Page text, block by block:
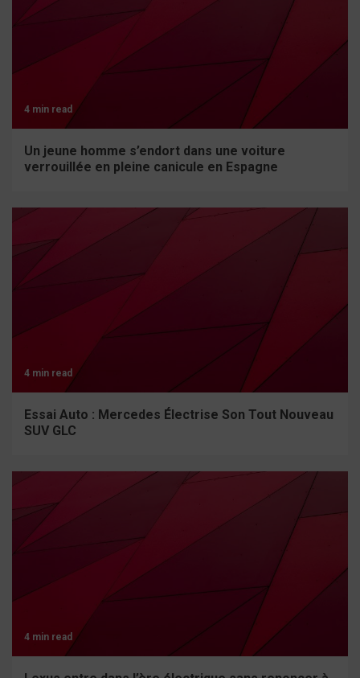
4 min read
Un jeune homme s’endort dans une voiture
verrouillée en pleine canicule en Espagne
4 min read
Essai Auto : Mercedes Électrise Son Tout Nouveau
SUV GLC
4 min read